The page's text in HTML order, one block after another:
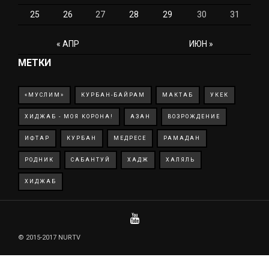
« АПР ИЮН »
25 26 27 28 29 30 31
МЕТКИ
«МУСЛИМ» КУРБАН-БАЙРАМ МАКТАБ УКЕК
ХИДЖАБ - МОЯ КОРОНА! АЗАН ВОЗРОЖДЕНИЕ
ИФТАР КУРБАН МЕДРЕСЕ РАМАДАН
РОДНИК САБАНТУЙ ХАДЖ ХАЛЯЛЬ
ХИДЖАБ
© 2015-2017 NURTV